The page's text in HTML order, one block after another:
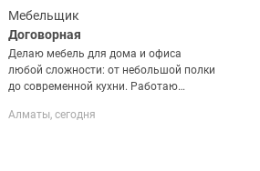
Мебельщик
Договорная
Делаю мебель для дома и офиса
любой сложности: от небольшой полки
до современной кухни. Работаю
и фурнитуры. Есть свой цех с
Алматы, сегодня